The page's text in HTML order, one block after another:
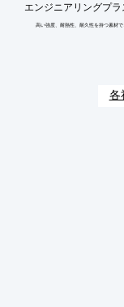
エンジニアリングプ
高い強度、耐熱性、耐久性を持つ素材
各